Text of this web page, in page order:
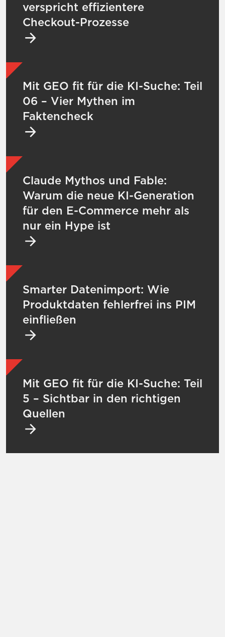
verspricht effizientere
Checkout-Prozesse
Mit GEO fit für die KI-Suche: Teil
06 – Vier Mythen im
Faktencheck
Mehr zu Mit GEO fit für die KI-Suche: Teil
Claude Mythos und Fable:
Warum die neue KI-Generation
für den E-Commerce mehr als
nur ein Hype ist
Mehr zu Claude Mythos und Fable:
Smarter Datenimport: Wie
Produktdaten fehlerfrei ins PIM
einfließen
Mehr zu Smarter Datenimport: Wie
Mit GEO fit für die KI-Suche: Teil
5 – Sichtbar in den richtigen
Quellen
Mehr zu Mit GEO fit für die KI-Suche: Teil